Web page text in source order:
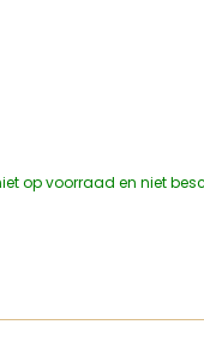
op voorraad en niet